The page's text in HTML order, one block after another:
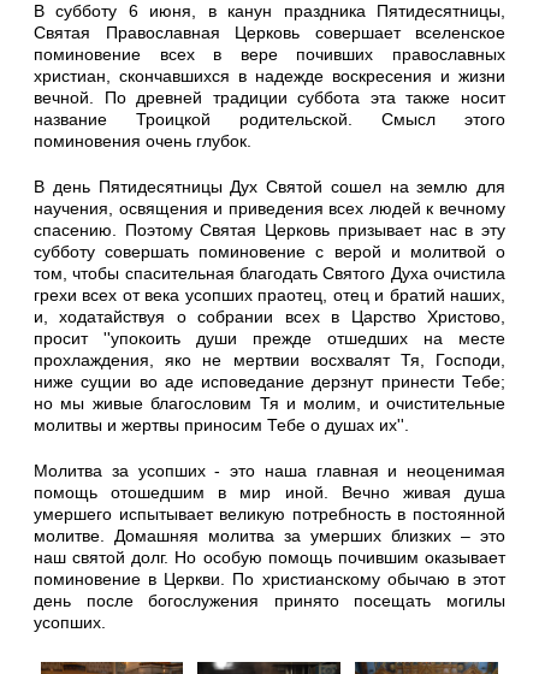
В субботу 6 июня, в канун праздника Пятидесятницы,
Святая Православная Церковь совершает вселенское
поминовение всех в вере почивших православных
христиан, скончавшихся в надежде воскресения и жизни
вечной. По древней традиции суббота эта также носит
название Троицкой родительской. Смысл этого
поминовения очень глубок.
В день Пятидесятницы Дух Святой сошел на землю для
научения, освящения и приведения всех людей к вечному
спасению. Поэтому Святая Церковь призывает нас в эту
субботу совершать поминовение с верой и молитвой о
том, чтобы спасительная благодать Святого Духа очистила
грехи всех от века усопших праотец, отец и братий наших,
и, ходатайствуя о собрании всех в Царство Христово,
просит ''упокоить души прежде отшедших на месте
прохлаждения, яко не мертвии восхвалят Тя, Господи,
ниже сущии во аде исповедание дерзнут принести Тебе;
но мы живые благословим Тя и молим, и очистительные
молитвы и жертвы приносим Тебе о душах их''.
Молитва за усопших - это наша главная и неоценимая
помощь отошедшим в мир иной. Вечно живая душа
умершего испытывает великую потребность в постоянной
молитве. Домашняя молитва за умерших близких – это
наш святой долг. Но особую помощь почившим оказывает
поминовение в Церкви. По христианскому обычаю в этот
день после богослужения принято посещать могилы
усопших.